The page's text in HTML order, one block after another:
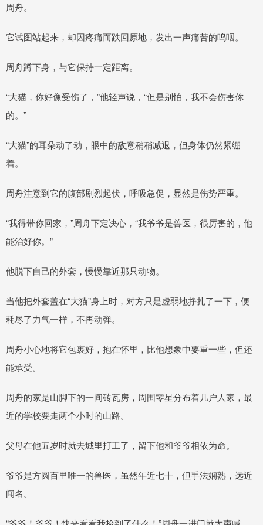
周舟。
它试图站起来，却因疼痛而跌回原地，发出一声痛苦的呜咽。
周舟蹲下身，与它保持一定距离。
“大猫，你好像受伤了，”他轻声说，“但是别怕，我不会伤害你
的。”
“大猫”的耳朵动了动，眼中的敌意稍稍减退，但身体仍然紧绷
着。
周舟注意到它的腹部剧烈起伏，呼吸急促，显然是伤势严重。
“我得带你回家，”周舟下定决心，“我爷爷是兽医，很厉害的，他
能治好你。”
他脱下自己的外套，慢慢靠近那只动物。
当他把外套盖在“大猫”身上时，对方只是虚弱地挣扎了一下，便
耗尽了力气一样，不再动弹。
周舟小心地将它包裹好，抱在怀里，比他想象中要重一些，但还
能承受。
周舟的家是山脚下的一间砖瓦房，周围零星分布着几户人家，最
近的学校要走两个小时的山路。
父母在他五岁时就去城里打工了，留下他和爷爷相依为命。
爷爷是方圆百里唯一的兽医，虽然年近七十，但手法娴熟，远近
闻名。